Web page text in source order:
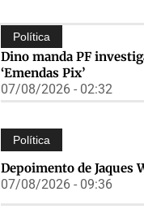
Política
Dino manda PF
‘Emendas Pix’
07/08/2026 - 02:32
Política
Depoimento de Jaques
07/08/2026 - 09:36